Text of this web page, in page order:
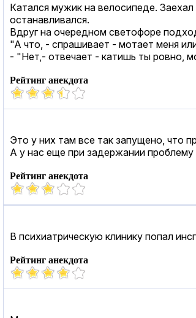
Катался мужик на велосипеде.
останавливался.
Вдруг на очередном светофоре
"А что, - спрашивает - мотает меня
- "Нет,- отвечает - катишь ты ровно,
Рейтинг анекдота
Это у них там все так запущено, что
А у нас еще при задержании
Рейтинг анекдота
В психиатрическую клинику попал
Рейтинг анекдота